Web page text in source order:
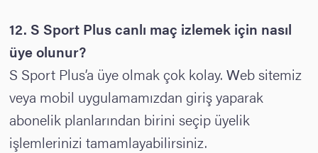
12. S Sport Plus canlı maç izlemek için nasıl
üye olunur?
S Sport Plus’a üye olmak çok kolay. Web sitemiz
veya mobil uygulamamızdan giriş yaparak
abonelik planlarından birini seçip üyelik
işlemlerinizi tamamlayabilirsiniz.